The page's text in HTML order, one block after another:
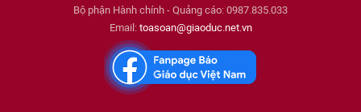
Bộ phận Hành chính - Quảng cáo: 0987.835.033
Email: toasoan@giaoduc.net.vn